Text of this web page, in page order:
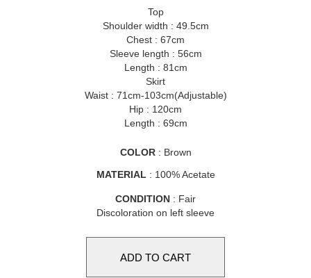
Top
Shoulder width : 49.5cm
Chest : 67cm
Sleeve length : 56cm
Length : 81cm
Skirt
Waist : 71cm-103cm(Adjustable)
Hip : 120cm
Length : 69cm
COLOR: Brown
MATERIAL : 100% Acetate
CONDITION : Fair
Discoloration on left sleeve